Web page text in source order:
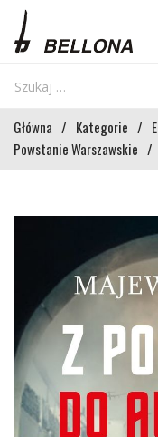
Główna / Kategorie /
Powstanie Warszawskie /